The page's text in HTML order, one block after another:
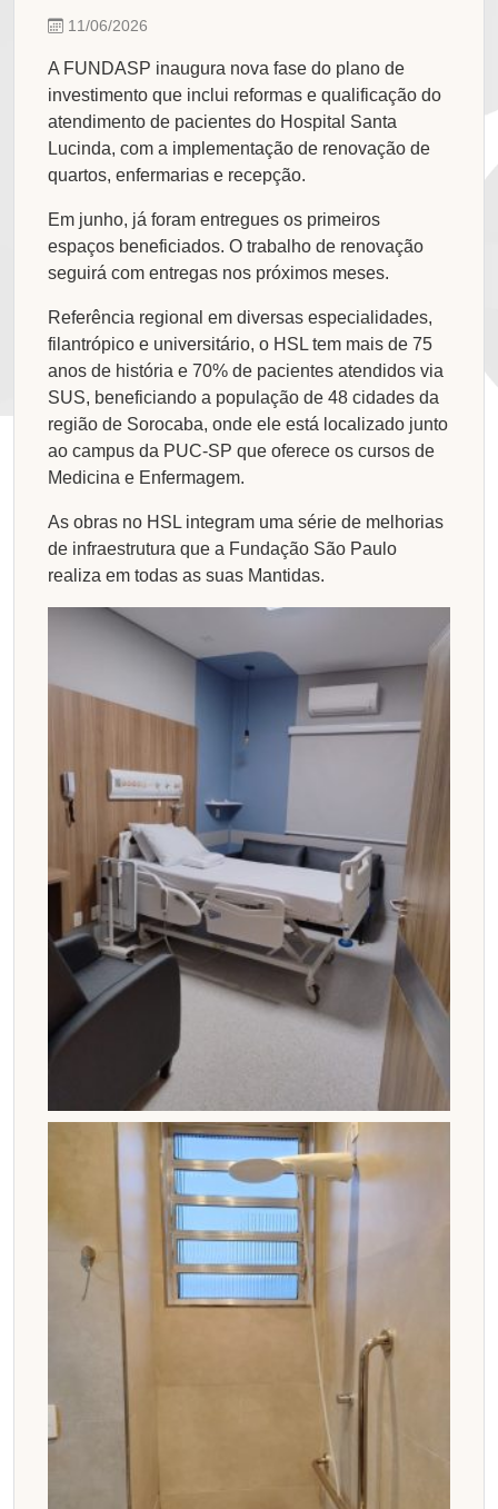
11/06/2026
A FUNDASP inaugura nova fase do plano de
investimento que inclui reformas e qualificação do
atendimento de pacientes do Hospital Santa
Lucinda, com a implementação de renovação de
quartos, enfermarias e recepção.
Em junho, já foram entregues os primeiros
espaços beneficiados. O trabalho de renovação
seguirá com entregas nos próximos meses.
Referência regional em diversas especialidades,
filantrópico e universitário, o HSL tem mais de 75
anos de história e 70% de pacientes atendidos via
SUS, beneficiando a população de 48 cidades da
região de Sorocaba, onde ele está localizado junto
ao campus da PUC-SP que oferece os cursos de
Medicina e Enfermagem.
As obras no HSL integram uma série de melhorias
de infraestrutura que a Fundação São Paulo
realiza em todas as suas Mantidas.